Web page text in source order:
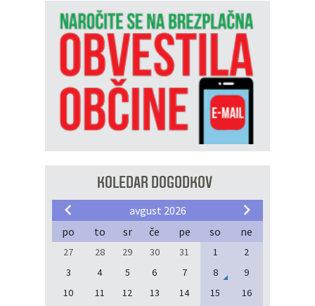
KOLEDAR DOGODKOV
avgust 2026
po
to sr če pe so ne
27 28 29 30 31 1
2
3
4 5 6 7 8
9
10
11 12 13 14 15
16